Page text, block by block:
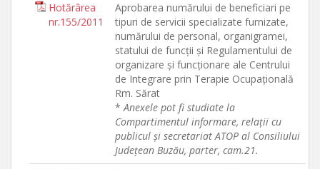
Hotărârea
nr.155/2011
Aprobarea numărului de beneficiari pe
tipuri de servicii specializate furnizate,
numărului de personal, organigramei,
statului de funcţii şi Regulamentului de
organizare şi funcţionare ale Centrului
de Integrare prin Terapie Ocupaţională
Rm. Sărat
*Anexele pot fi studiate la
Compartimentul informare, relaţii cu
publicul şi secretariat ATOP al Consiliului
Judeţean Buzău, parter, cam.21.